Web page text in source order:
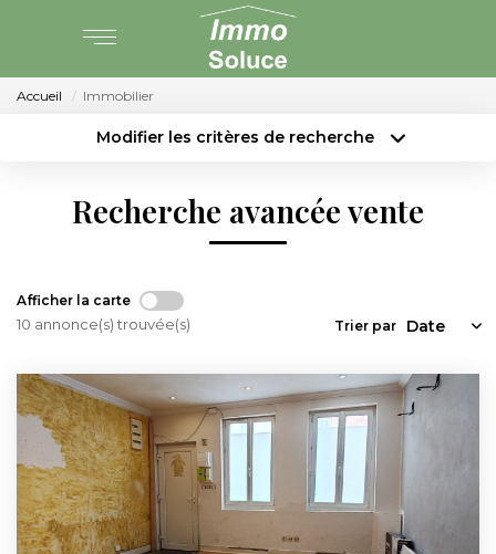
VENTE
GESTION LOCATIVE
ESTIMATION
CONTACT
Accueil Immobilier
Modifier les critères de recherche
Sélectionnez...
Type de bien
Surface min
Créer une alerte
Recherche avancée vente
Afficher la carte
10 annonce(s) trouvée(s) Trier par